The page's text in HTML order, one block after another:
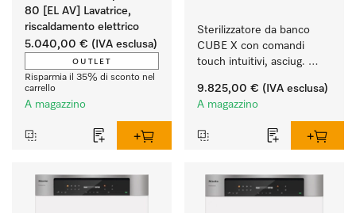
80 [EL AV] Lavatrice,
riscaldamento elettrico
5.040,00 € (IVA esclusa)
OUTLET
Risparmia il 35% di sconto nel
carrello
A magazzino
Sterilizzatore da banco
CUBE X con comandi
touch intuitivi, asciug.
di strumenti.
9.825,00 € (IVA esclusa)
A magazzino